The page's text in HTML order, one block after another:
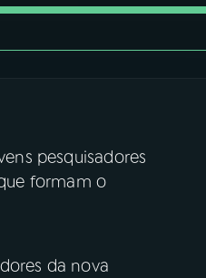
pesquisadores
formam o
da nova